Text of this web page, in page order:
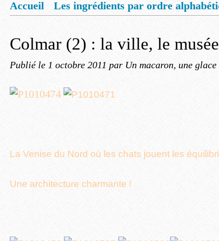
Accueil
Les ingrédients par ordre
Colmar (2) : la ville, le
Publié le 1 octobre 2011 par Un macaron, une
La Venise du Nord où les chats jouent les
Une architecture charmante !